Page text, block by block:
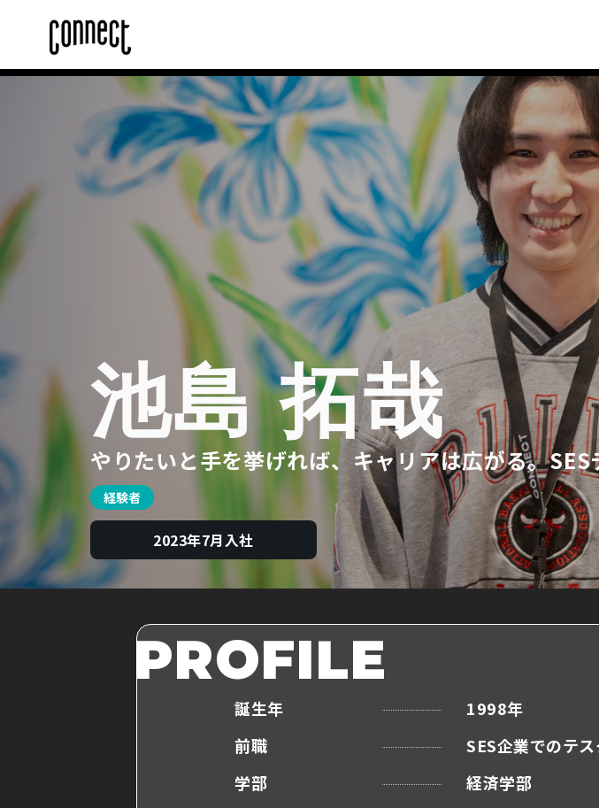
池島 拓哉
やりたいと手を挙げれば、キャリアは広がる。
経験者
2023年7月入社
PROFILE
誕生年
1998年
前職
SES企業でのテス
学部
経済学部